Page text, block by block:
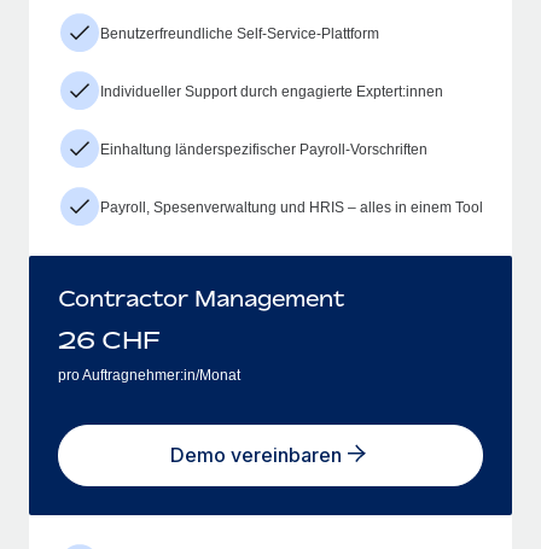
Benutzerfreundliche Self-Service-Plattform
Individueller Support durch engagierte Exptert:innen
Einhaltung länderspezifischer Payroll-Vorschriften
Payroll, Spesenverwaltung und HRIS – alles in einem Tool
Contractor Management
26 CHF
pro Auftragnehmer:in/Monat
Demo vereinbaren